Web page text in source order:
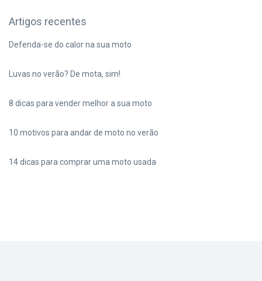
Artigos recentes
Defenda-se do calor na sua moto
Luvas no verão? De mota, sim!
8 dicas para vender melhor a sua moto
10 motivos para andar de moto no verão
14 dicas para comprar uma moto usada